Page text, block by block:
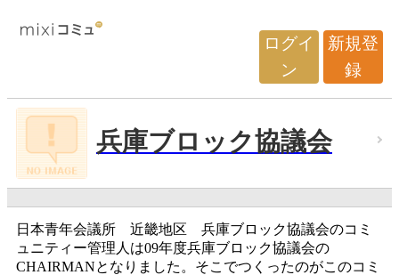
ログイ
ン
新規登
録
兵庫ブロック協議会
日本青年会議所 近畿地区 兵庫ブロック協議会のコミ
ュニティー管理人は09年度兵庫ブロック協議会の
CHAIRMANとなりました。そこでつくったのがこのコミ